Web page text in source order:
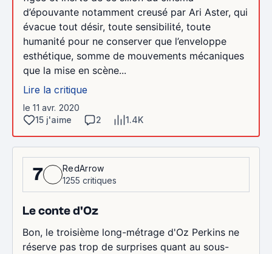
d’épouvante notamment creusé par Ari Aster, qui
évacue tout désir, toute sensibilité, toute
humanité pour ne conserver que l’enveloppe
esthétique, somme de mouvements mécaniques
que la mise en scène...
Lire la critique
le 11 avr. 2020
15 j'aime
2 1.4K
7
RedArrow
1255 critiques
Le conte d'Oz
Bon, le troisième long-métrage d'Oz Perkins ne
réserve pas trop de surprises quant au sous-